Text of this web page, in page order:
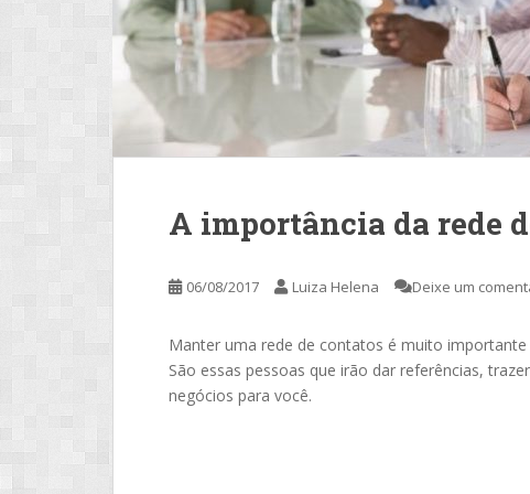
A importância da rede
06/08/2017 Luiza Helena Deixe um
Manter uma rede de contatos é muito
São essas pessoas que irão dar referências,
negócios para você.